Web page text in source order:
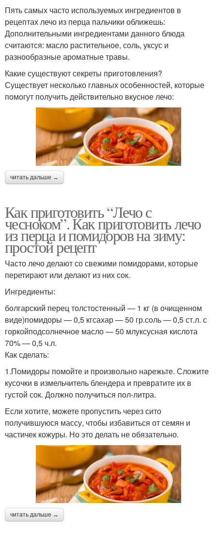
Пять самых часто используемых ингредиентов в
рецептах лечо из перца пальчики оближешь:
Дополнительными ингредиентами данного блюда
считаются: масло растительное, соль, уксус и
разнообразные ароматные травы.
Какие существуют секреты приготовления?
Существует несколько главных особенностей, которые
помогут получить действительно вкусное лечо:
читать дальше →
Как приготовить “Лечо с
чесноком”. Как приготовить лечо
из перца и помидоров на зиму:
простой рецепт
Часто лечо делают со свежими помидорами, которые
перетирают или делают из них сок.
Ингредиенты:
болгарский перец толстостенный — 1 кг (в очищенном
виде)помидоры — 0,5 кгсахар — 50 гр.соль — 0,5 ст.л. с
горкойподсолнечное масло — 50 млуксусная кислота
70% — 0,5 ч.л.
Как сделать:
1.Помидоры помойте и произвольно нарежьте. Сложите
кусочки в измельчитель блендера и превратите их в
густой сок. Должно получиться пол-литра.
Если хотите, можете пропустить через сито
получившуюся массу, чтобы избавиться от семян и
частичек кожуры. Но это делать не обязательно.
читать дальше →